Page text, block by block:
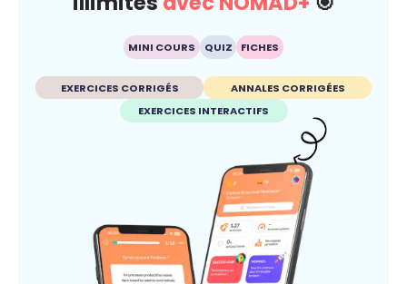
MINI COURS QUIZ FICHES
EXERCICES CORRIGÉS
ANNALES CORRIGÉES
EXERCICES INTERACTIFS